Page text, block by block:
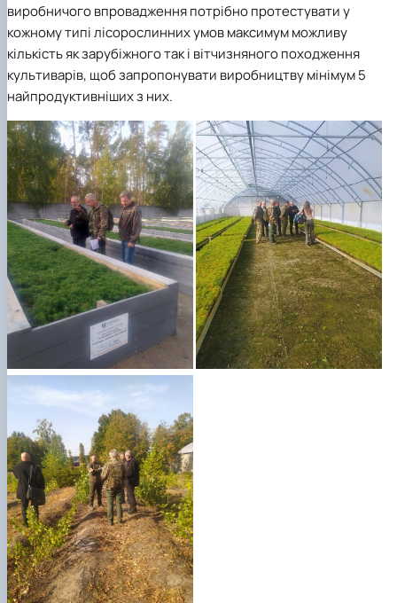
виробничого впровадження потрібно протестувати у
кожному типі лісорослинних умов максимум можливу
кількість як зарубіжного так і вітчизняного походження
культиварів, щоб запропонувати виробництву мінімум 5
найпродуктивніших з них.